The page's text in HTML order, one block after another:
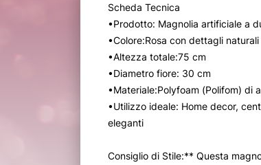
Scheda Tecnica
•Prodotto: Magnolia artificiale a
•Colore:Rosa con dettagli naturali
•Altezza totale:75 cm
•Diametro fiore: 30 cm
•Materiale:Polyfoam (Polifom) di
•Utilizzo ideale: Home decor,
eleganti
Consiglio di Stile:** Questa